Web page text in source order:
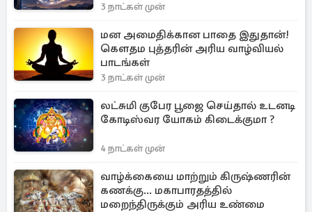
3 நாட்கள் முன்
மன அமைதிக்கான பாதை இதுதான்!
கௌதம புத்தரின் அரிய வாழ்வியல்
பாடங்கள்
3 நாட்கள் முன்
லட்சுமி குபேர பூஜை செய்தால் உடனடி
கோடிஸ்வர யோகம் கிடைக்குமா ?
4 நாட்கள் முன்
வாழ்க்கையை மாற்றும் கிருஷ்ணரின்
கணக்கு... மகாபாரதத்தில்
மறைந்திருக்கும் அரிய உண்மை